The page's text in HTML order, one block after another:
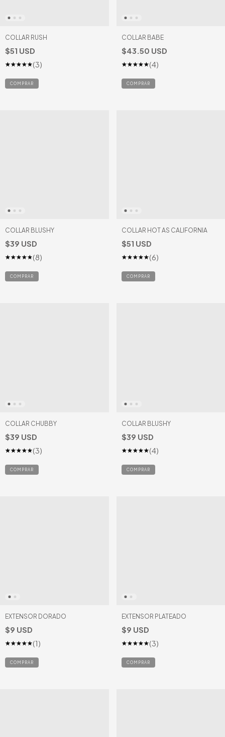
COLLAR RUSH
$51 USD
(3)
COLLAR BABE
$43.50 USD
(4)
COLLAR BLUSHY
$39 USD
(8)
COLLAR HOT AS CALIFORNIA
$51 USD
(6)
COLLAR CHUBBY
$39 USD
(3)
COLLAR BLUSHY
$39 USD
(4)
EXTENSOR DORADO
$9 USD
(1)
EXTENSOR PLATEADO
$9 USD
(3)